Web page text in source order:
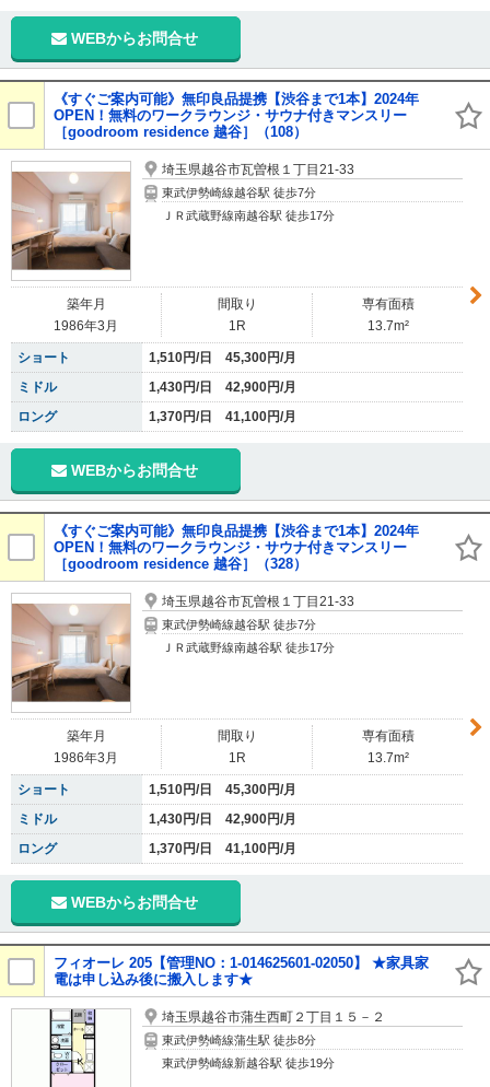
WEBからお問合せ
《すぐご案内可能》無印良品提携【渋谷まで1本】2024年
OPEN！無料のワークラウンジ・サウナ付きマンスリー
［goodroom residence 越谷］（108）
埼玉県越谷市瓦曽根１丁目21-33
東武伊勢崎線越谷駅 徒歩7分
ＪＲ武蔵野線南越谷駅 徒歩17分
築年月
1986年3月
間取り
1R
専有面積
13.7m²
ショート
1,510円/日 45,300円/月
ミドル
1,430円/日 42,900円/月
ロング
1,370円/日 41,100円/月
WEBからお問合せ
《すぐご案内可能》無印良品提携【渋谷まで1本】2024年
OPEN！無料のワークラウンジ・サウナ付きマンスリー
［goodroom residence 越谷］（328）
埼玉県越谷市瓦曽根１丁目21-33
東武伊勢崎線越谷駅 徒歩7分
ＪＲ武蔵野線南越谷駅 徒歩17分
築年月
1986年3月
間取り
1R
専有面積
13.7m²
ショート
1,510円/日 45,300円/月
ミドル
1,430円/日 42,900円/月
ロング
1,370円/日 41,100円/月
WEBからお問合せ
フィオーレ 205【管理NO：1-014625601-02050】 ★家具家
電は申し込み後に搬入します★
埼玉県越谷市蒲生西町２丁目１５－２
東武伊勢崎線蒲生駅 徒歩8分
東武伊勢崎線新越谷駅 徒歩19分